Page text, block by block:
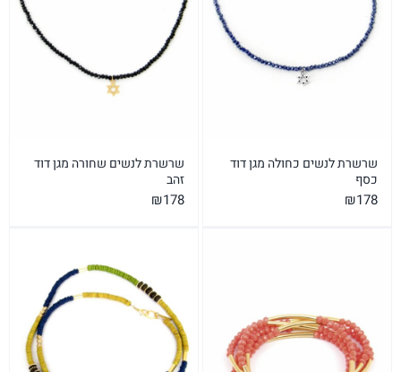
שרשרת לנשים כחולה מגן דוד
כסף
₪178
שרשרת לנשים שחורה מגן דוד
זהב
₪178